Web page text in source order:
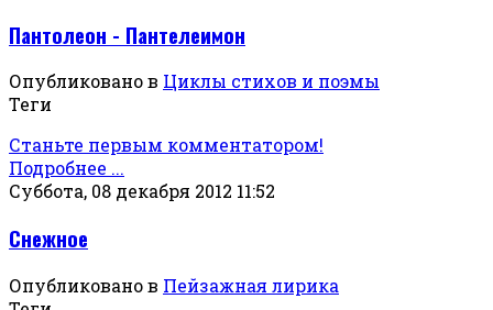
Пантолеон - Пантелеимон
Опубликовано в Циклы стихов и поэмы
Теги
Станьте первым комментатором!
Подробнее ...
Суббота, 08 декабря 2012 11:52
Снежное
Опубликовано в Пейзажная лирика